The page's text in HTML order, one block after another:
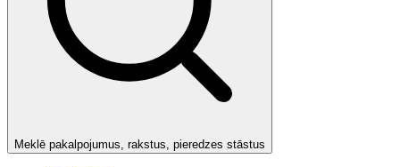
Meklē pakalpojumus, rakstus, pieredzes stāstus